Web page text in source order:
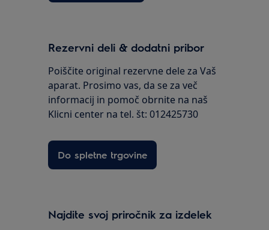
Rezervni deli & dodatni pribor
Poiščite original rezervne dele za Vaš
aparat. Prosimo vas, da se za več
informacij in pomoč obrnite na naš
Klicni center na tel. št: 012425730
Do spletne trgovine
Najdite svoj priročnik za izdelek